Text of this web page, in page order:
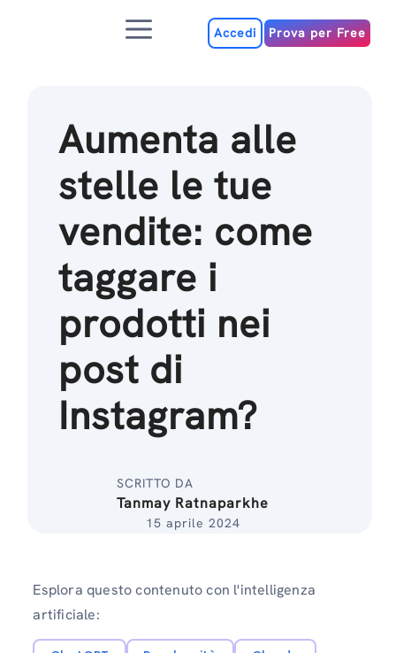
MenuAccedi Prova per Free
Aumenta alle
stelle le tue
vendite: come
taggare i
prodotti nei
post di
Instagram?
SCRITTO DA
Tanmay Ratnaparkhe
15 aprile 2024
Esplora questo contenuto con l'intelligenza
artificiale: